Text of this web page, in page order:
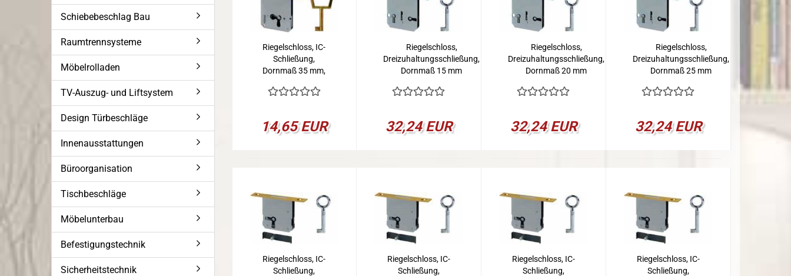
Riegelschloss, IC-
Schließung,
Dornmaß 35 mm,
14,65 EUR
Riegelschloss,
Dreizuhaltungsschließung,
Dornmaß 15 mm
32,24 EUR
Riegelschloss,
Dreizuhaltungsschließung,
Dornmaß 20 mm
32,24 EUR
Riegelschloss,
Dreizuhaltungsschließung,
Dornmaß 25 mm
32,24 EUR
Riegelschloss, IC-
Schließung,
Riegelschloss, IC-
Schließung,
Riegelschloss, IC-
Schließung,
Riegelschloss, IC-
Schließung,
Schiebebeschlag Bau
Raumtrennsysteme
Möbelrolladen
TV-Auszug- und Liftsystem
Design Türbeschläge
Innenausstattungen
Büroorganisation
Tischbeschläge
Möbelunterbau
Befestigungstechnik
Sicherheitstechnik